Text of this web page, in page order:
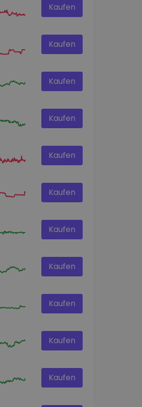
Kaufen
Kaufen
Kaufen
Kaufen
Kaufen
Kaufen
Kaufen
Kaufen
Kaufen
Kaufen
Kaufen